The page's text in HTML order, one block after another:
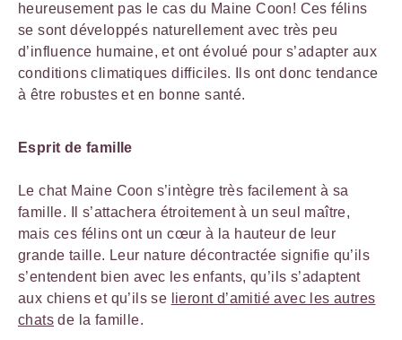
heureusement pas le cas du Maine Coon! Ces félins
se sont développés naturellement avec très peu
d’influence humaine, et ont évolué pour s’adapter aux
conditions climatiques difficiles. Ils ont donc tendance
à être robustes et en bonne santé.
Esprit de famille
Le chat Maine Coon s’intègre très facilement à sa
famille. Il s’attachera étroitement à un seul maître,
mais ces félins ont un cœur à la hauteur de leur
grande taille. Leur nature décontractée signifie qu’ils
s’entendent bien avec les enfants, qu’ils s’adaptent
aux chiens et qu’ils se lieront d’amitié avec les autres
chats de la famille.